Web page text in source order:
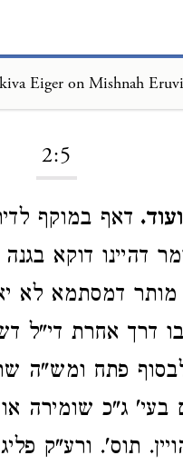
Eiger on Mishnah
2:5
דאף במוקף
דהיינו דוקא
מותר דמסתמא לא
דרך אחרת די"ל
פתח ומש"ה
בעי' ג"כ שומירה
תוס'. ורע"ק